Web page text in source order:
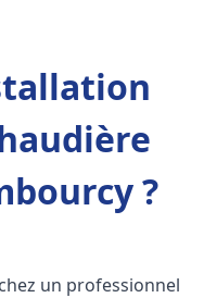
?
un professionnel